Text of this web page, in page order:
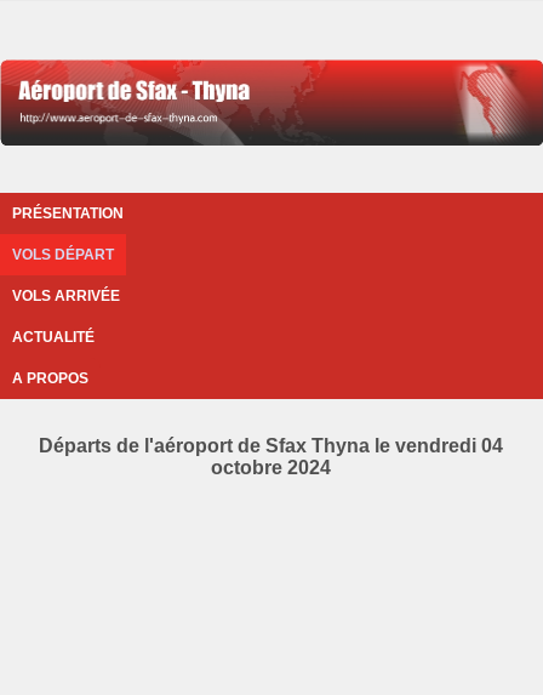
PRÉSENTATION
VOLS DÉPART
VOLS ARRIVÉE
ACTUALITÉ
A PROPOS
Départs de l'aéroport de Sfax Thyna le vendredi 04
octobre 2024